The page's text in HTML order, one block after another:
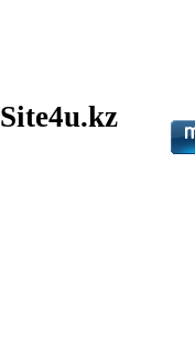
Site4u.kz